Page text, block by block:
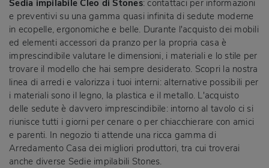
Sedia impilabile Cleo di Stones: contattaci per informazioni
e preventivi su una gamma quasi infinita di sedute moderne
in ecopelle, ergonomiche e belle. Durante l'acquisto dei mobili
ed elementi accessori da pranzo per la propria casa è
imprescindibile valutare le dimensioni, i materiali e lo stile per
trovare il modello che hai sempre desiderato. Scopri la nostra
linea di arredi e valorizza i tuoi interni: alternative possibili per
i materiali sono il legno, la plastica e il metallo. L'acquisto
delle sedute è davvero imprescindibile: intorno al tavolo ci si
riunisce tutti i giorni per cenare o per chiacchierare con amici
e parenti. In negozio ti attende una ricca gamma di
Arredamento Casa dei migliori produttori, tra cui troverai
anche diverse Sedie impilabili Stones.